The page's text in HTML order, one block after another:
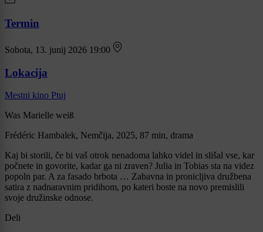
Termin
Sobota, 13. junij 2026 19:00
Lokacija
Mestni kino Ptuj
Was Marielle weiß
Frédéric Hambalek, Nemčija, 2025, 87 min, drama
Kaj bi storili, če bi vaš otrok nenadoma lahko videl in slišal vse, kar
počnete in govorite, kadar ga ni zraven? Julia in Tobias sta na videz
popoln par. A za fasado brbota … Zabavna in pronicljiva družbena
satira z nadnaravnim pridihom, po kateri boste na novo premislili
svoje družinske odnose.
Deli